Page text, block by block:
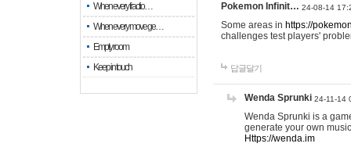
When every fractio…
When every move ge…
Empty room
Keep in touch
Pokemon Infinit… 24-08-14
Some areas in https://
challenges test players'
답글달기
Wenda Sprunki 24-11-14
Wenda Sprunki is a
generate your own
Https://wenda.im